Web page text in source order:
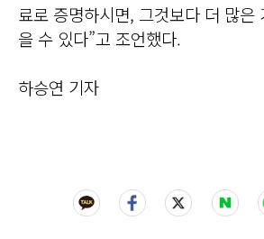
료로 증명하시면, 그것보다 더 많은
을 수 있다”고 조언했다.
하승연 기자